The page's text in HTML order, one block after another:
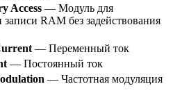
Access — Модуль для
RAM без задействования
— Переменный ток
— Постоянный ток
— Частотная модуляция